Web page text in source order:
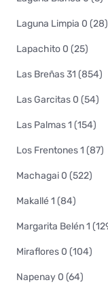
Laguna Limpia 0 (28)
Lapachito 0 (25)
Las Breñas 31 (854)
Las Garcitas 0 (54)
Las Palmas 1 (154)
Los Frentones 1 (87)
Machagai 0 (522)
Makallé 1 (84)
Margarita Belén 1
Miraflores 0 (104)
Napenay 0 (64)